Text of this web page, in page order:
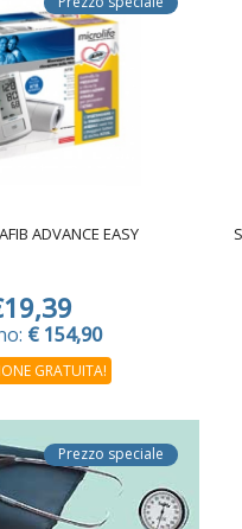
ADVANCE EASY
€ 154,90
GRATUITA!
Prezzo speciale